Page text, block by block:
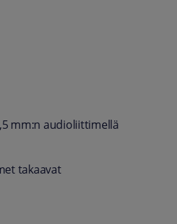
mm:n audioliittimellä
takaavat